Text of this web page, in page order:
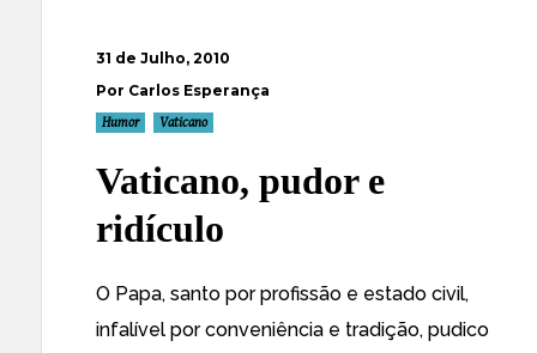
31 de Julho, 2010
Por Carlos Esperança
Humor Vaticano
Vaticano, pudor e
ridículo
O Papa, santo por profissão e estado civil,
infalível por conveniência e tradição, pudico